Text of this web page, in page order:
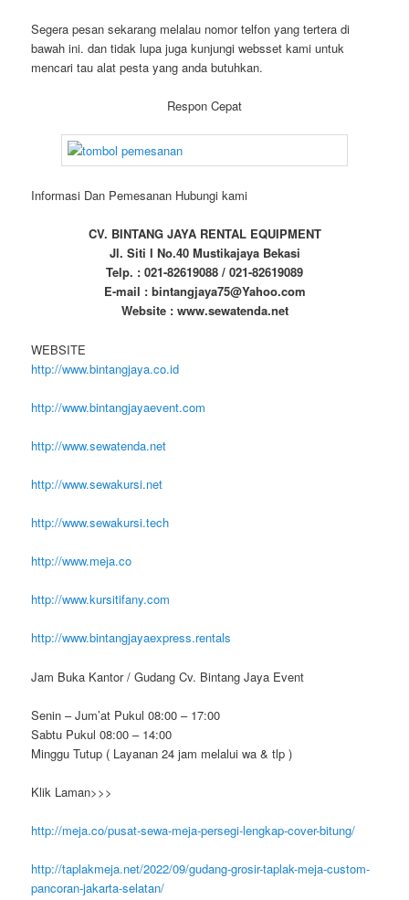
Segera pesan sekarang melalau nomor telfon yang tertera di
bawah ini. dan tidak lupa juga kunjungi websset kami untuk
mencari tau alat pesta yang anda butuhkan.
Respon Cepat
Informasi Dan Pemesanan Hubungi kami
CV. BINTANG JAYA RENTAL EQUIPMENT
Jl. Siti I No.40 Mustikajaya Bekasi
Telp. : 021-82619088 / 021-82619089
E-mail : bintangjaya75@Yahoo.com
Website : www.sewatenda.net
WEBSITE
http://www.bintangjaya.co.id
http://www.bintangjayaevent.com
http://www.sewatenda.net
http://www.sewakursi.net
http://www.sewakursi.tech
http://www.meja.co
http://www.kursitifany.com
http://www.bintangjayaexpress.rentals
Jam Buka Kantor / Gudang Cv. Bintang Jaya Event
Senin – Jum’at Pukul 08:00 – 17:00
Sabtu Pukul 08:00 – 14:00
Minggu Tutup ( Layanan 24 jam melalui wa & tlp )
Klik Laman>>>
http://meja.co/pusat-sewa-meja-persegi-lengkap-cover-bitung/
http://taplakmeja.net/2022/09/gudang-grosir-taplak-meja-custom-
pancoran-jakarta-selatan/